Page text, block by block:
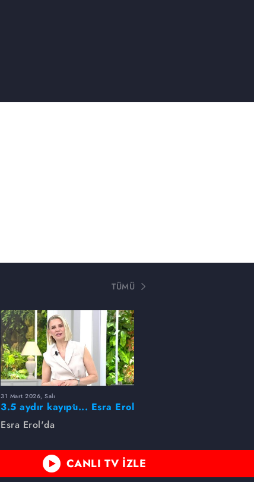
TÜMÜ
31 Mart 2026, Salı
3.5 aydır kayıptı... Esra Erol
buldu!
Esra Erol'da
CANLI TV İZLE